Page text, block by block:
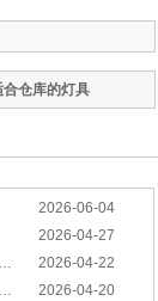
仓库的灯具
2026-06-04
2026-04-27
2026-04-22
2026-04-20